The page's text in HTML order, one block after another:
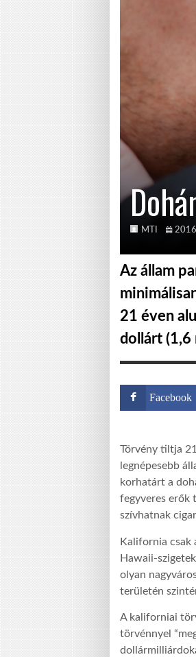
MTI
Az állam
21 éven
dollárt
Facebook
Törvény tiltja
legnépesebb
korhatárt a
fegyveres erők
szívhatnak
Kalifornia csak
Hawaii-
olyan
területén
A kaliforniai
törvénnyel